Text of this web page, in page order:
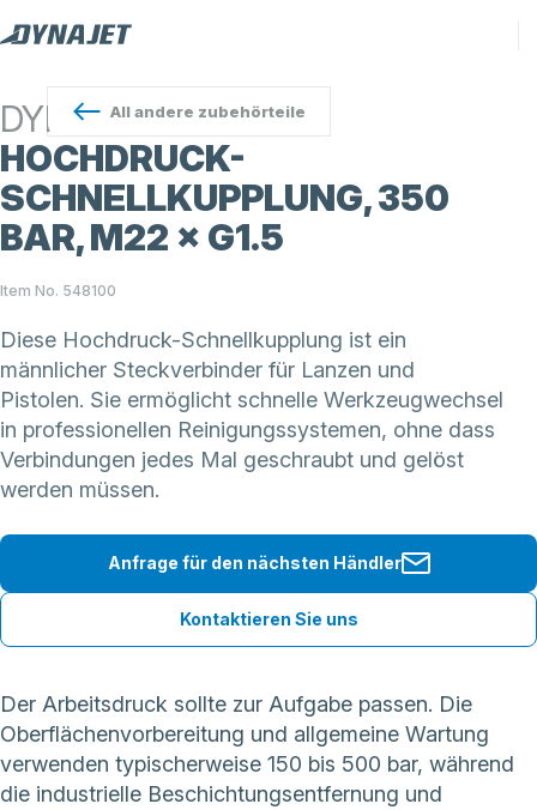
Allandere zubehörteile
DYNAJET
HOCHDRUCK-
SCHNELLKUPPLUNG, 350
BAR, M22 × G1.5
Item No. 548100
Diese Hochdruck-Schnellkupplung ist ein
männlicher Steckverbinder für Lanzen und
Pistolen. Sie ermöglicht schnelle Werkzeugwechsel
in professionellen Reinigungssystemen, ohne dass
Verbindungen jedes Mal geschraubt und gelöst
werden müssen.
Anfrage für den nächsten Händler
Kontaktieren Sie uns
Der Arbeitsdruck sollte zur Aufgabe passen. Die
Oberflächenvorbereitung und allgemeine Wartung
verwenden typischerweise 150 bis 500 bar, während
die industrielle Beschichtungsentfernung und